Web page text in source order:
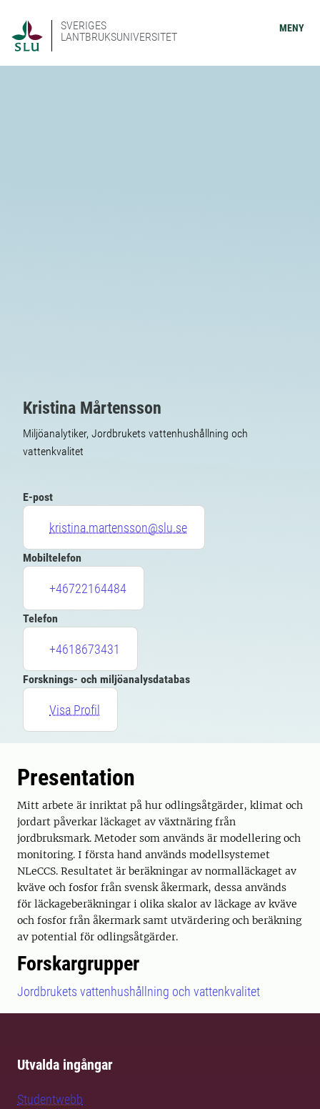
SVERIGES
LANTBRUKSUNIVERSITET
MENY
Kristina Mårtensson
Miljöanalytiker, Jordbrukets vattenhushållning och
vattenkvalitet
E-post
kristina.martensson@slu.se
Mobiltelefon
+46722164484
Telefon
+4618673431
Forsknings- och miljöanalysdatabas
Visa Profil
Presentation
Mitt arbete är inriktat på hur odlingsåtgärder, klimat och
jordart påverkar läckaget av växtnäring från
jordbruksmark. Metoder som används är modellering och
monitoring. I första hand används modellsystemet
NLeCCS. Resultatet är beräkningar av normalläckaget av
kväve och fosfor från svensk åkermark, dessa används
för läckageberäkningar i olika skalor av läckage av kväve
och fosfor från åkermark samt utvärdering och beräkning
av potential för odlingsåtgärder.
Forskargrupper
Jordbrukets vattenhushållning och vattenkvalitet
Utvalda ingångar
Studentwebb